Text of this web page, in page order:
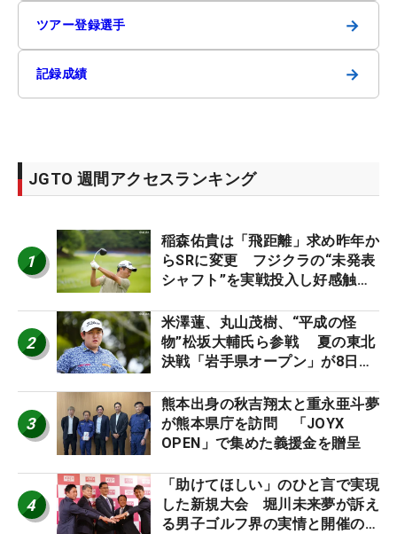
ツアー登録選手 →
記録成績 →
JGTO 週間アクセスランキング
1
稲森佑貴は「飛距離」求め昨年か
らSRに変更 フジクラの“未発表
シャフト”を実戦投入し好感触
ーのヒトネタ！】
2
米澤蓮、丸山茂樹、“平成の怪
物”松坂大輔氏ら参戦 夏の東北
決戦「岩手県オープン」が8日開
3
熊本出身の秋吉翔太と重永亜斗夢
が熊本県庁を訪問 「JOYX
OPEN」で集めた義援金を贈呈
4
「助けてほしい」のひと言で実現
した新規大会 堀川未来夢が訴え
る男子ゴルフ界の実情と開催の舞